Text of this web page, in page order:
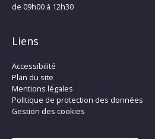
de 09h00 à 12h30
Liens
Accessibilité
Plan du site
Mentions légales
Politique de protection des données
Gestion des cookies